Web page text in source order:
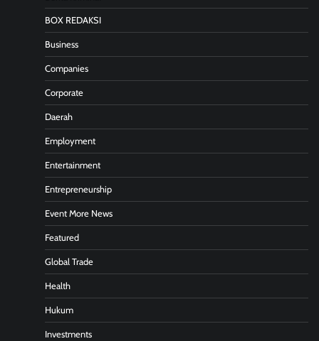
BOX REDAKSI
Business
Companies
Corporate
Daerah
Employment
Entertainment
Entrepreneurship
Event More News
Featured
Global Trade
Health
Hukum
Investments